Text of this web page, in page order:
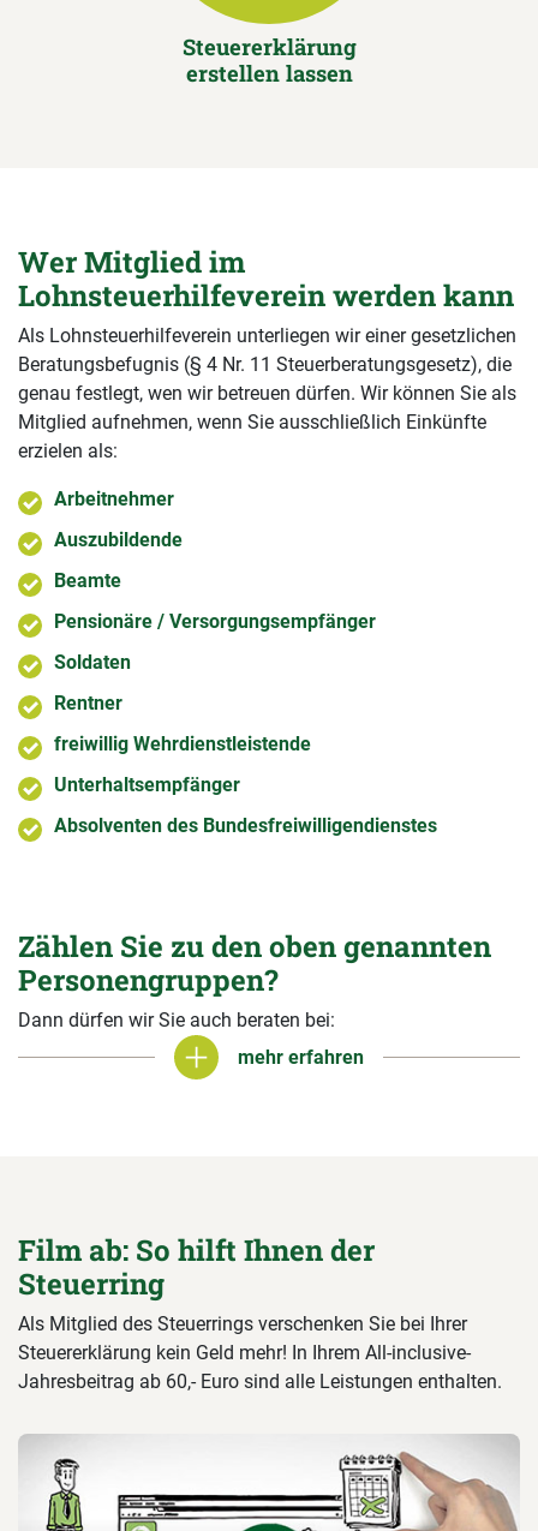
Steuererklärung
erstellen lassen
Wer Mitglied im
Lohnsteuerhilfeverein werden kann
Als Lohnsteuerhilfeverein unterliegen wir einer gesetzlichen
Beratungsbefugnis (§ 4 Nr. 11 Steuerberatungsgesetz), die
genau festlegt, wen wir betreuen dürfen. Wir können Sie als
Mitglied aufnehmen, wenn Sie ausschließlich Einkünfte
erzielen als:
Arbeitnehmer
Auszubildende
Beamte
Pensionäre / Versorgungsempfänger
Soldaten
Rentner
freiwillig Wehrdienstleistende
Unterhaltsempfänger
Absolventen des Bundesfreiwilligendienstes
Zählen Sie zu den oben genannten
Personengruppen?
Dann dürfen wir Sie auch beraten bei:
mehr erfahren
mehr erfahren
Film ab: So hilft Ihnen der
Steuerring
Als Mitglied des Steuerrings verschenken Sie bei Ihrer
Steuererklärung kein Geld mehr! In Ihrem All-inclusive-
Jahresbeitrag ab 60,- Euro sind alle Leistungen enthalten.